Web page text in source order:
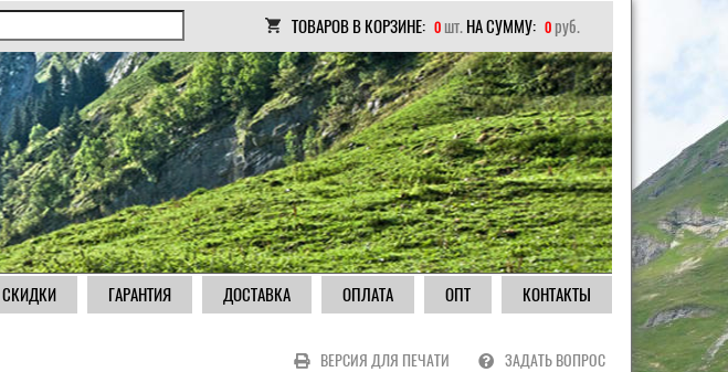
ТОВАРОВ В КОРЗИНЕ: 0 шт. НА СУММУ: 0 руб.
СКИДКИ ГАРАНТИЯ ДОСТАВКА ОПЛАТА ОПТ КОНТАКТЫ
ВЕРСИЯ ДЛЯ ПЕЧАТИ ЗАДАТЬ ВОПРОС